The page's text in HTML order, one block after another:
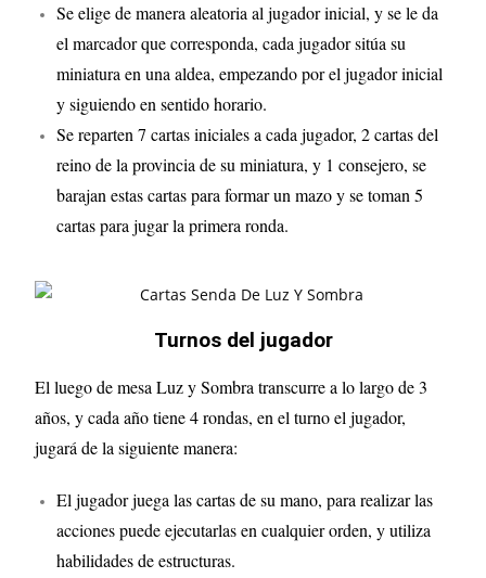
Se elige de manera aleatoria al jugador inicial, y se le da
el marcador que corresponda, cada jugador sitúa su
miniatura en una aldea, empezando por el jugador inicial
y siguiendo en sentido horario.
Se reparten 7 cartas iniciales a cada jugador, 2 cartas del
reino de la provincia de su miniatura, y 1 consejero, se
barajan estas cartas para formar un mazo y se toman 5
cartas para jugar la primera ronda.
Turnos del jugador
El luego de mesa Luz y Sombra transcurre a lo largo de 3
años, y cada año tiene 4 rondas, en el turno el jugador,
jugará de la siguiente manera:
El jugador juega las cartas de su mano, para realizar las
acciones puede ejecutarlas en cualquier orden, y utiliza
habilidades de estructuras.